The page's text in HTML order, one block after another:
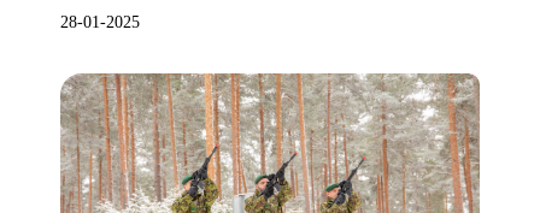
28-01-2025